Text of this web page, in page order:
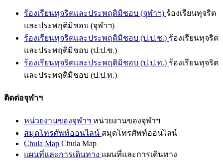
ร้องเรียนทุจริตและประพฤติมิชอบ (จุฬาฯ) ร้องเรียนทุจริต
และประพฤติมิชอบ (จุฬาฯ)
ร้องเรียนทุจริตและประพฤติมิชอบ (ป.ป.ช.) ร้องเรียนทุจริต
และประพฤติมิชอบ (ป.ป.ช.)
ร้องเรียนทุจริตและประพฤติมิชอบ (ป.ป.ท.) ร้องเรียนทุจริต
และประพฤติมิชอบ (ป.ป.ท.)
ติดต่อจุฬาฯ
หน่วยงานของจุฬาฯ หน่วยงานของจุฬาฯ
สมุดโทรศัพท์ออนไลน์ สมุดโทรศัพท์ออนไลน์
Chula Map Chula Map
แผนที่และการเดินทาง แผนที่และการเดินทาง